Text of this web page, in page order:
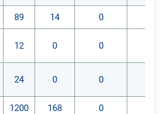
89 14 0
12 0 0
24 0 0
1200 168 0